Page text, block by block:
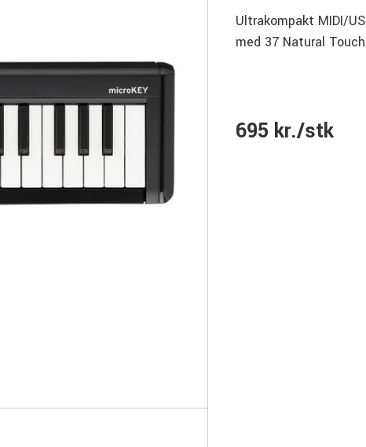
Ultrakompakt MIDI/
med 37 Natural
695 kr./stk